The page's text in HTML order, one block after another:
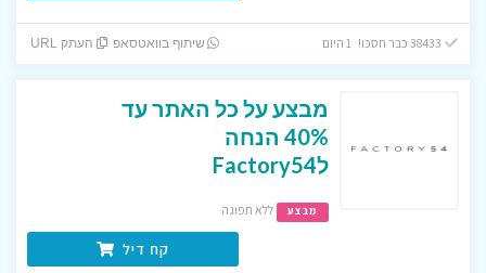
שיתוף בוואטסאפ העתק URL
מבצע על כל האתר עד
40% הנחה
לFactory54
מבצע ללא תפוגה
קח דיל